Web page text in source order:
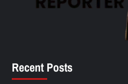
Recent Posts